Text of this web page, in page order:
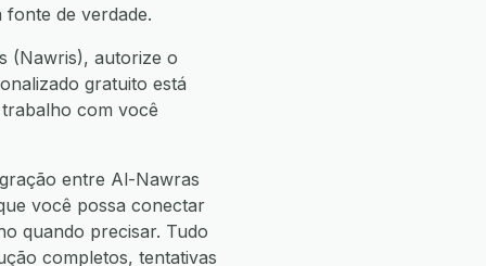
fonte de verdade.
(Nawris), autorize o
gratuito está
com você
entre Al-Nawras
você possa conectar
quando precisar. Tudo
completos, tentativas